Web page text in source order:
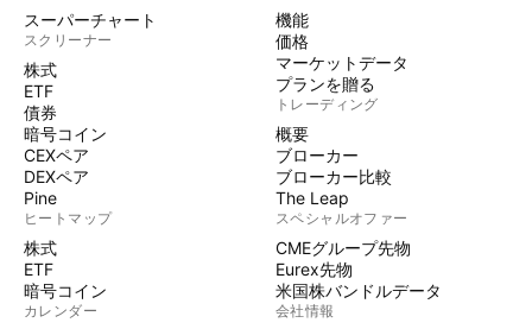
スーパーチャート
スクリーナー
株式
ETF
債券
暗号コイン
CEXペア
DEXペア
Pine
ヒートマップ
株式
ETF
暗号コイン
カレンダー
機能
価格
マーケットデータ
プランを贈る
トレーディング
概要
ブローカー
ブローカー比較
The Leap
スペシャルオファー
CMEグループ先物
Eurex先物
米国株バンドルデータ
会社情報